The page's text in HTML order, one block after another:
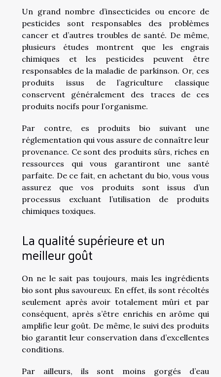
Un grand nombre d’insecticides ou encore de
pesticides sont responsables des problèmes
cancer et d’autres troubles de santé. De même,
plusieurs études montrent que les engrais
chimiques et les pesticides peuvent être
responsables de la maladie de parkinson. Or, ces
produits issus de l’agriculture classique
conservent généralement des traces de ces
produits nocifs pour l’organisme.
Par contre, es produits bio suivant une
réglementation qui vous assure de connaître leur
provenance. Ce sont des produits sûrs, riches en
ressources qui vous garantiront une santé
parfaite. De ce fait, en achetant du bio, vous vous
assurez que vos produits sont issus d’un
processus excluant l’utilisation de produits
chimiques toxiques.
La qualité supérieure et un
meilleur goût
On ne le sait pas toujours, mais les ingrédients
bio sont plus savoureux. En effet, ils sont récoltés
seulement après avoir totalement mûri et par
conséquent, après s’être enrichis en arôme qui
amplifie leur goût. De même, le suivi des produits
bio garantit leur conservation dans d’excellentes
conditions.
Par ailleurs, ils sont moins gorgés d’eau